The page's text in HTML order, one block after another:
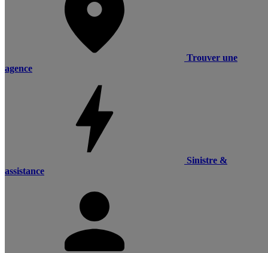
Trouver une
agence
Sinistre &
assistance